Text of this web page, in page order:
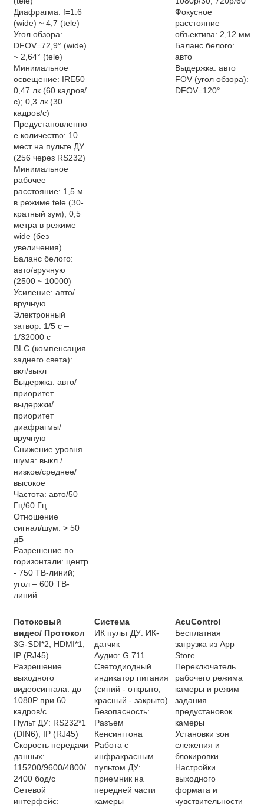
Диафрагма: f=1.6
(wide) ~ 4,7 (tele)
Угол обзора:
DFOV=72,9° (wide)
~ 2,64° (tele)
Минимальное
освещение: IRE50
0,47 лк (60 кадров/
с); 0,3 лк (30
кадров/с)
Предустановленно
е количество: 10
мест на пульте ДУ
(256 через RS232)
Минимальное
рабочее
расстояние: 1,5 м
в режиме tele (30-
кратный зум); 0,5
метра в режиме
wide (без
увеличения)
Баланс белого:
авто/вручную
(2500 ~ 10000)
Усиление: авто/
вручную
Электронный
затвор: 1/5 с –
1/32000 с
BLC (компенсация
заднего света):
вкл/выкл
Выдержка: авто/
приоритет
выдержки/
приоритет
диафрагмы/
вручную
Снижение уровня
шума: выкл./
низкое/среднее/
высокое
Частота: авто/50
Гц/60 Гц
Отношение
сигнал/шум: > 50
дБ
Разрешение по
горизонтали: центр
- 750 ТВ-линий;
угол – 600 ТВ-
линий
Фокусное
расстояние
объектива: 2,12 мм
Баланс белого:
aвто
Выдержка: авто
FOV (угол обзора):
DFOV=120°
Потоковый
видео/ Протокол
3G-SDI*2, HDMI*1,
IP (RJ45)
Разрешение
выходного
видеосигнала: до
1080P при 60
кадров/с
Пульт ДУ: RS232*1
(DIN6), IP (RJ45)
Скорость передачи
данных:
115200/9600/4800/
2400 бод/с
Сетевой
интерфейс:
Система
ИК пульт ДУ: ИК-
датчик
Аудио: G.711
Светодиодный
индикатор питания
(синий - открыто,
красный - закрыто)
Безопасность:
Разъем
Кенсингтона
Работа с
инфракрасным
пультом ДУ:
приемник на
передней части
камеры
AcuControl
Бесплатная
загрузка из App
Store
Переключатель
рабочего режима
камеры и режим
задания
предустановок
камеры
Установки зон
слежения и
блокировки
Настройки
выходного
формата и
чувствительности